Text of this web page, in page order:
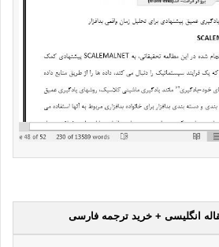
انگلیسی + خرید ترجمه فارسی